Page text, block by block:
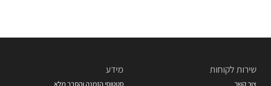
שירות לקוחות
צור קשר
מידע
סטטוסי הזמנה והסבר מלא